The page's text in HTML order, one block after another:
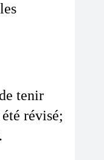
tenir
révisé;